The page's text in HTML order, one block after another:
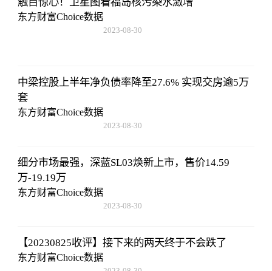
东方财富Choice数据
2023-08-30
中梁控股上半年净负债率降至27.6% 实现交房逾5万
套
东方财富Choice数据
2023-08-30
细分市场最强，深蓝SL03焕新上市，售价14.59
万-19.19万
东方财富Choice数据
2023-08-30
【20230825收评】接下来的两天终于不会跌了
东方财富Choice数据